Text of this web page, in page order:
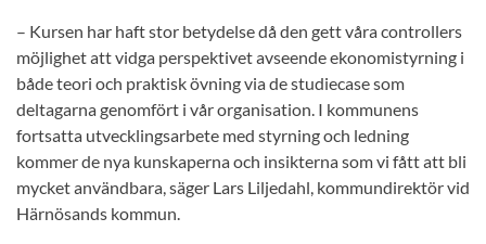
– Kursen har haft stor betydelse då den gett våra controllers
möjlighet att vidga perspektivet avseende ekonomistyrning i
både teori och praktisk övning via de studiecase som
deltagarna genomfört i vår organisation. I kommunens
fortsatta utvecklingsarbete med styrning och ledning
kommer de nya kunskaperna och insikterna som vi fått att bli
mycket användbara, säger Lars Liljedahl, kommundirektör vid
Härnösands kommun.